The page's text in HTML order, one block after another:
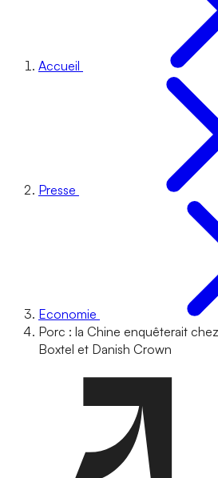
Accueil
Presse
Economie
Porc : la Chine enquêterait
Boxtel et Danish Crown